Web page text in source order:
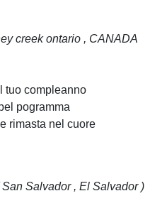
creek ontario , CANADA
tuo compleanno
pogramma
rimasta nel cuore
San Salvador , El Salvador )